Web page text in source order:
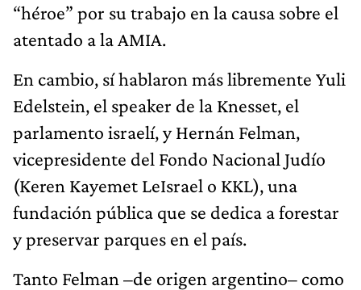
“héroe” por su trabajo en la causa sobre el
atentado a la AMIA.
En cambio, sí hablaron más libremente Yuli
Edelstein, el speaker de la Knesset, el
parlamento israelí, y Hernán Felman,
vicepresidente del Fondo Nacional Judío
(Keren Kayemet LeIsrael o KKL), una
fundación pública que se dedica a forestar
y preservar parques en el país.
Tanto Felman –de origen argentino– como